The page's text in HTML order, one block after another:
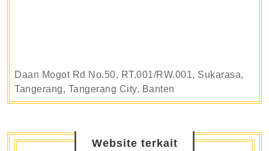
Daan Mogot Rd No.50, RT.001/RW.001, Sukarasa,
Tangerang, Tangerang City, Banten
Website terkait